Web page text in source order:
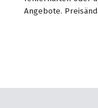
Angebote.